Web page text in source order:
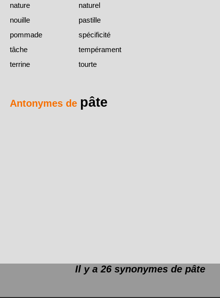
nature
naturel
nouille
pastille
pommade
spécificité
tâche
tempérament
terrine
tourte
Antonymes de pâte
Il y a 26 synonymes de pâte